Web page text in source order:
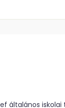
általános